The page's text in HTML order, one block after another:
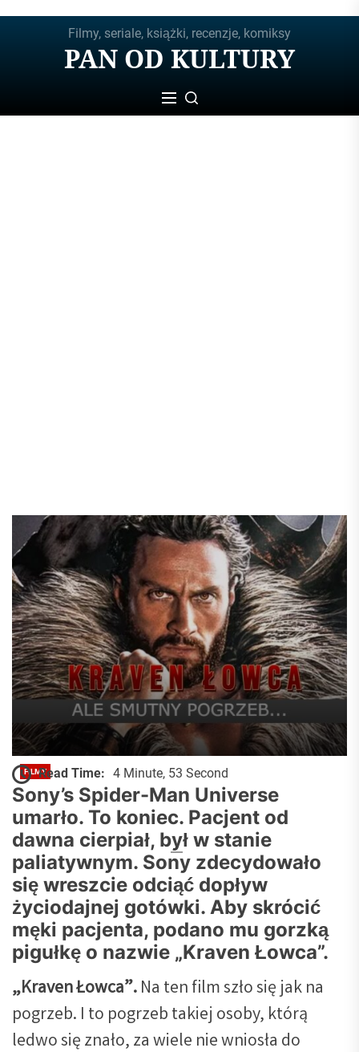
Filmy, seriale, książki, recenzje, komiksy
PAN OD KULTURY
FILMY
Kraven Łowca. Ależ to był smutny
pogrzeb [RECENZJA FILMU]
Pan Od Kultury - Wojciech Kozicki 2024-12-14
Read Time: 4 Minute, 53 Second
Sony’s Spider-Man Universe
umarło. To koniec. Pacjent od
dawna cierpiał, był w stanie
paliatywnym. Sony zdecydowało
się wreszcie odciąć dopływ
życiodajnej gotówki. Aby skrócić
męki pacjenta, podano mu gorzką
pigułkę o nazwie „Kraven Łowca”.
„Kraven Łowca”.Na ten film szło się jak na
pogrzeb. I to pogrzeb takiej osoby, którą
ledwo się znało, za wiele nie wniosła do